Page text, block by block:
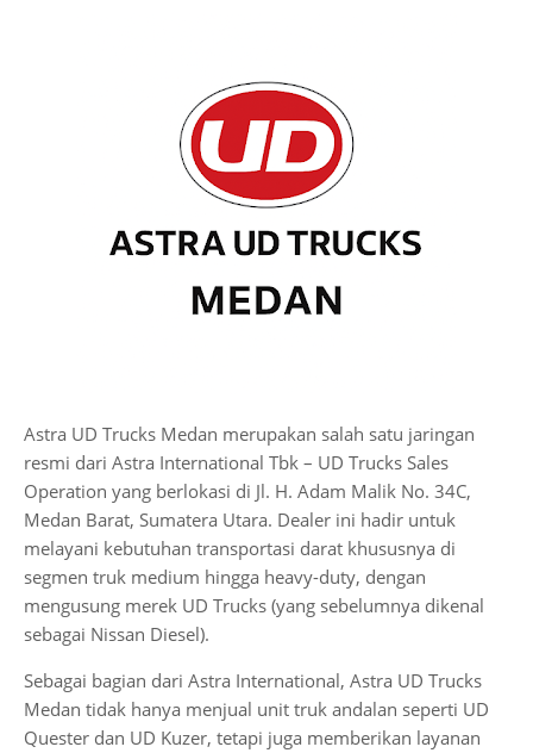
Astra UD Trucks Medan merupakan salah satu jaringan
resmi dari Astra International Tbk – UD Trucks Sales
Operation yang berlokasi di Jl. H. Adam Malik No. 34C,
Medan Barat, Sumatera Utara. Dealer ini hadir untuk
melayani kebutuhan transportasi darat khususnya di
segmen truk medium hingga heavy-duty, dengan
mengusung merek UD Trucks (yang sebelumnya dikenal
sebagai Nissan Diesel).
Sebagai bagian dari Astra International, Astra UD Trucks
Medan tidak hanya menjual unit truk andalan seperti UD
Quester dan UD Kuzer, tetapi juga memberikan layanan